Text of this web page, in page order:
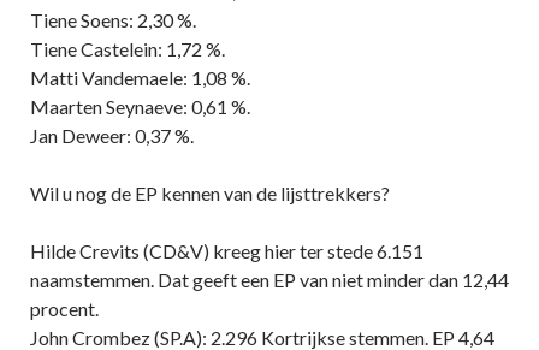
Tiene Soens: 2,30 %.
Tiene Castelein: 1,72 %.
Matti Vandemaele: 1,08 %.
Maarten Seynaeve: 0,61 %.
Jan Deweer: 0,37 %.
Wil u nog de EP kennen van de lijsttrekkers?
Hilde Crevits (CD&V) kreeg hier ter stede 6.151
naamstemmen. Dat geeft een EP van niet minder dan 12,44
procent.
John Crombez (SP.A): 2.296 Kortrijkse stemmen. EP 4,64